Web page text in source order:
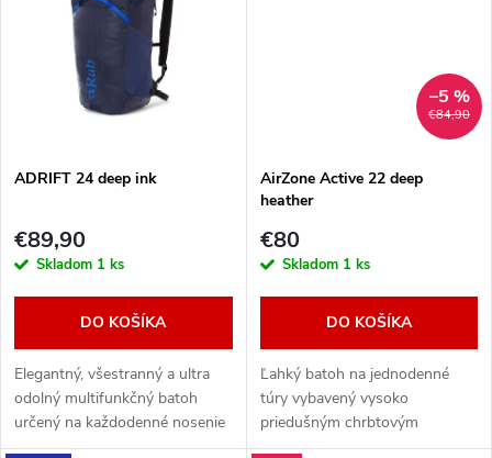
v
ADRIFT 24 deep ink
€89,90
Skladom 1 ks
DO KOŠÍKA
Elegantný, všestranný a ultra
odolný multifunkčný batoh
určený na každodenné nosenie
na cestách
€84,90
–5 %
AirZone Active 22 deep
heather
€80
Skladom 1 ks
DO KOŠÍKA
Ľahký batoh na jednodenné
túry vybavený vysoko
priedušným chrbtovým
systémom AirZone Lite a